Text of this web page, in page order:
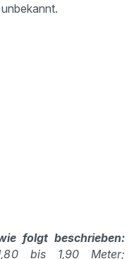
folgt beschrieben:
bis 1,90 Meter;